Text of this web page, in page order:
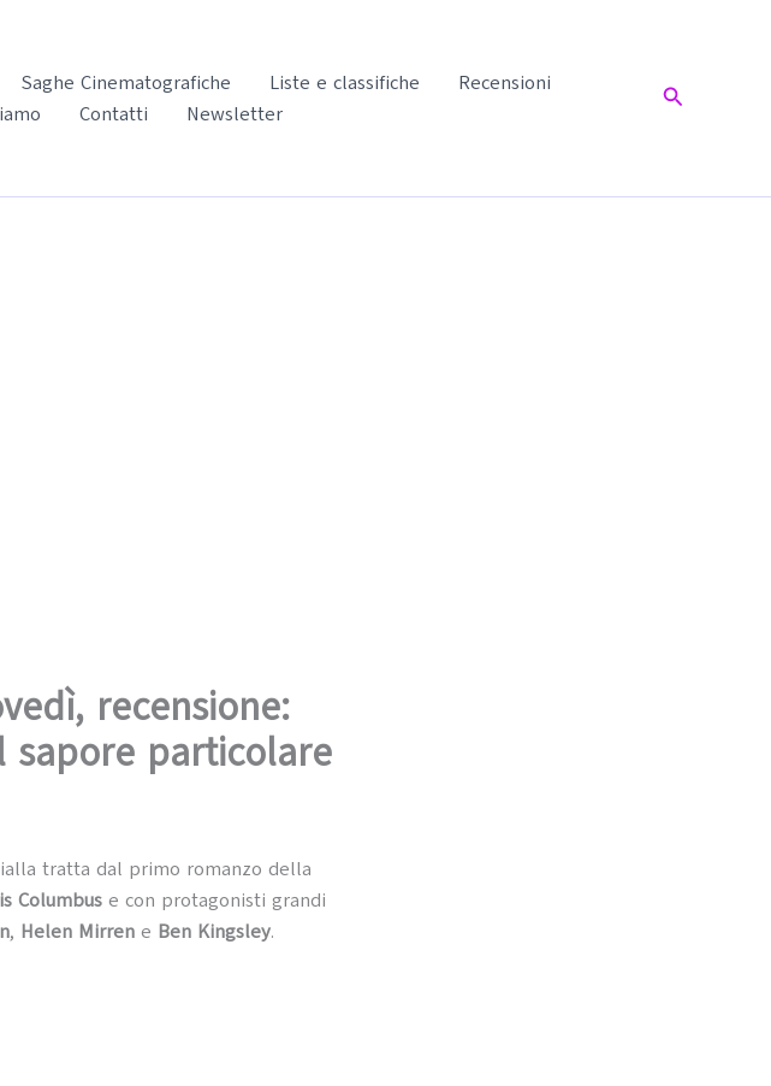
Saghe Cinematografiche Liste e classifiche
Recensioni
Contatti Newsletter
Cerca
recensione:
sapore particolare
tratta dal primo romanzo della
Columbus e con protagonisti grandi
, Helen Mirren e Ben Kingsley.